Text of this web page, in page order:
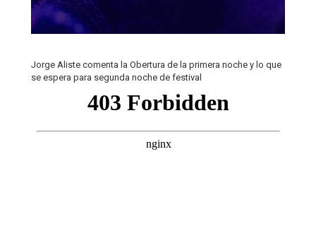
Jorge Aliste comenta la Obertura de la primera noche y lo que
se espera para segunda noche de festival